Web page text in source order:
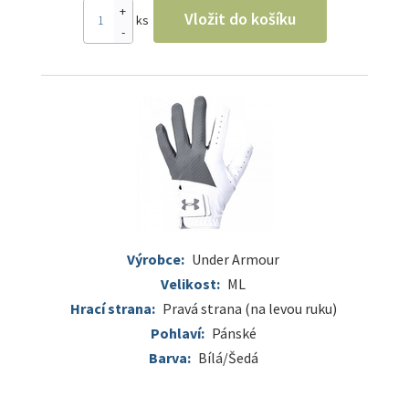
-
+
ks Vložit do košíku
Výrobce: Under Armour
Velikost: ML
Hrací strana: Pravá strana (na levou ruku)
Pohlaví: Pánské
Barva: Bílá/Šedá